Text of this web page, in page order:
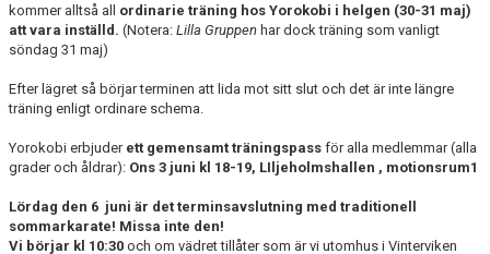
kommer alltså all ordinarie träning hos Yorokobi i helgen (30-31 maj)
att vara inställd. (Notera: Lilla Gruppen har dock träning som vanligt
söndag 31 maj)
Efter lägret så börjar terminen att lida mot sitt slut och det är inte längre
träning enligt ordinare schema.
Yorokobi erbjuder ett gemensamt träningspass för alla medlemmar (alla
grader och åldrar): Ons 3 juni kl 18-19, LIljeholmshallen , motionsrum1
Lördag den 6 juni är det terminsavslutning med traditionell
sommarkarate! Missa inte den!
Vi börjar kl 10:30 och om vädret tillåter som är vi utomhus i Vinterviken